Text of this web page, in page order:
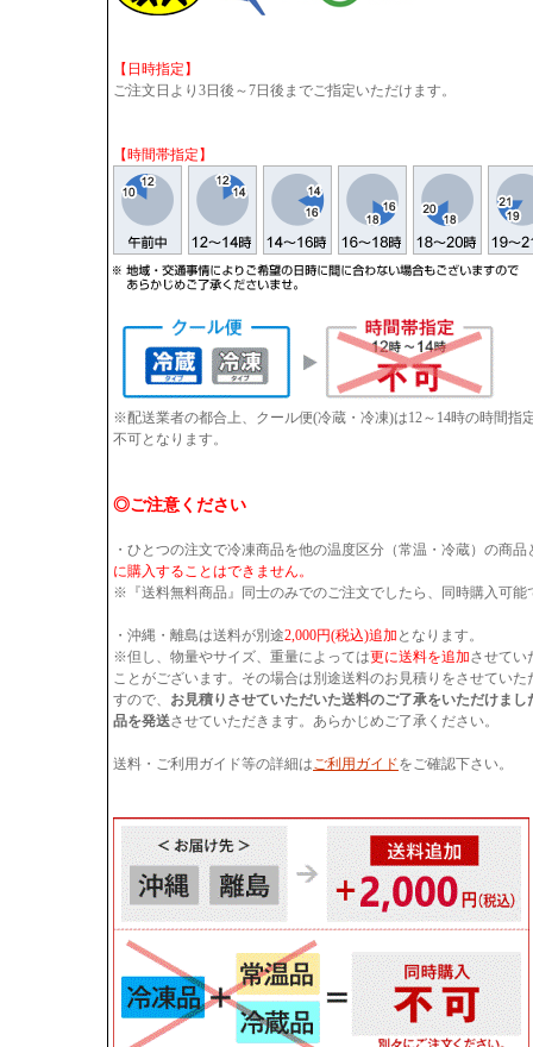
【日時指定】
ご注文日より3日後～7日後までご指定いただけます。
【時間帯指定】
※配送業者の都合上、クール便(冷蔵・冷凍)は12～14時の時間
不可となります。
◎ご注意ください
・ひとつの注文で冷凍商品を他の温度区分（常温・冷蔵）の商品
に購入することはできません。
※『送料無料商品』同士のみでのご注文でしたら、同時購入可能
・沖縄・離島は送料が別途2,000円(税込)追加 となります。
※但し、物量やサイズ、重量によっては更に送料を追加させてい
ことがございます。その場合は別途送料のお見積りをさせていた
すので、 お見積りさせていただいた送料のご了承をいただけまし
品を発送させていただきます。あらかじめご了承ください。
送料・ご利用ガイド等の詳細はご利用ガイドをご確認下さい。